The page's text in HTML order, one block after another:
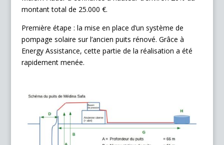
montant total de 25.000 €.
Première étape : la mise en place d’un système de
pompage solaire sur l’ancien puits rénové. Grâce à
Energy Assistance, cette partie de la réalisation a été
rapidement menée.